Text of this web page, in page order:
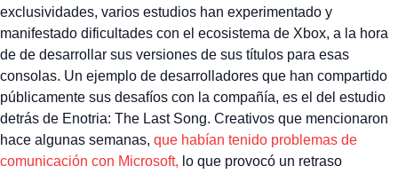
exclusividades, varios estudios han experimentado y
manifestado dificultades con el ecosistema de Xbox, a la hora
de de desarrollar sus versiones de sus títulos para esas
consolas. Un ejemplo de desarrolladores que han compartido
públicamente sus desafíos con la compañía, es el del estudio
detrás de Enotria: The Last Song. Creativos que mencionaron
hace algunas semanas, que habían tenido problemas de
comunicación con Microsoft, lo que provocó un retraso